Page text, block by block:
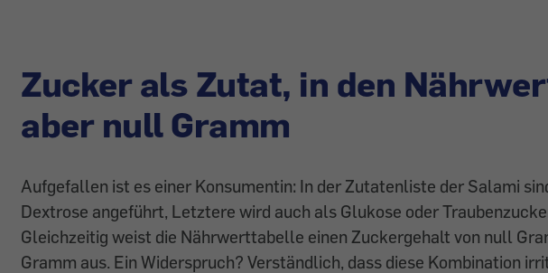
Zucker als Zutat, in den
aber null Gramm
Aufgefallen ist es einer Konsumentin: In der Zutatenliste der Salami
Dextrose angeführt, Letztere wird auch als Glukose oder
Gleichzeitig weist die Nährwerttabelle einen Zuckergehalt von null
Gramm aus. Ein Widerspruch? Verständlich, dass diese Kombination